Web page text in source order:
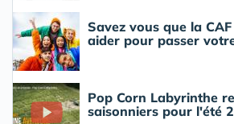
Savez vous que la
aider pour passer
Pop Corn Labyrinthe
saisonniers pour l'été